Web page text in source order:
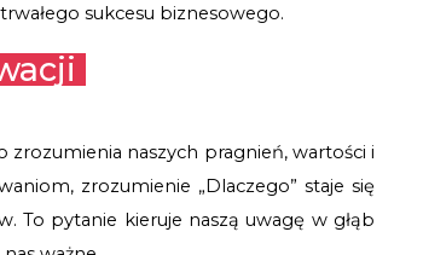
sukcesu biznesowego.
zrozumienia naszych pragnień, wartości i
zrozumienie „Dlaczego” staje się
To pytanie kieruje naszą uwagę w głąb